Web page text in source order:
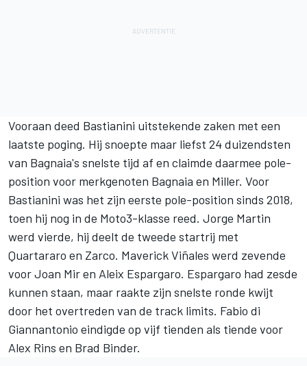
Vooraan deed Bastianini uitstekende zaken met een
laatste poging. Hij snoepte maar liefst 24 duizendsten
van Bagnaia's snelste tijd af en claimde daarmee pole-
position voor merkgenoten Bagnaia en Miller. Voor
Bastianini was het zijn eerste pole-position sinds 2018,
toen hij nog in de Moto3-klasse reed. Jorge Martin
werd vierde, hij deelt de tweede startrij met
Quartararo en Zarco. Maverick Viñales werd zevende
voor Joan Mir en Aleix Espargaro. Espargaro had zesde
kunnen staan, maar raakte zijn snelste ronde kwijt
door het overtreden van de track limits. Fabio di
Giannantonio eindigde op vijf tienden als tiende voor
Alex Rins en Brad Binder.